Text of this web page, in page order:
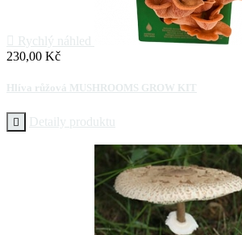
Rychlý náhled
Cena
230,00 Kč
Hlíva růžová MUSHROOMS GROW KIT
 Detaily produktu